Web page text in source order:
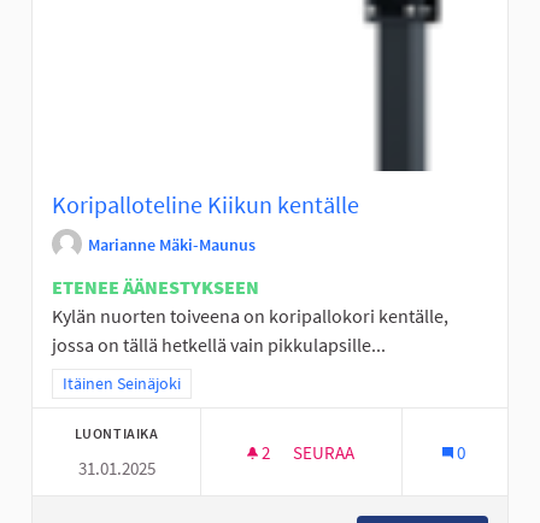
Koripalloteline Kiikun kentälle
Marianne Mäki-Maunus
ETENEE ÄÄNESTYKSEEN
Kylän nuorten toiveena on koripallokori kentälle,
jossa on tällä hetkellä vain pikkulapsille...
Rajaa tulokset teeman mukaan: Itäinen Seinäjoki
Itäinen Seinäjoki
LUONTIAIKA
31.01.2025
2 2 SEURAAJAA
SEURAA 0